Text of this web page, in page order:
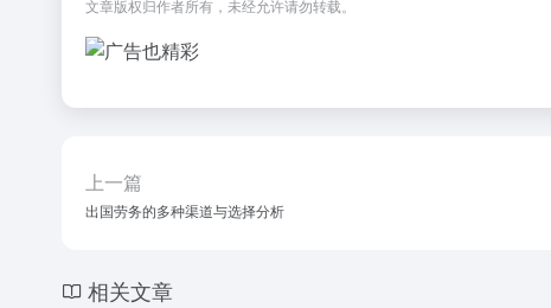
文章版权归作者所有，未经允许请勿转载。
上一篇
出国劳务的多种渠道与选择分析
相关文章